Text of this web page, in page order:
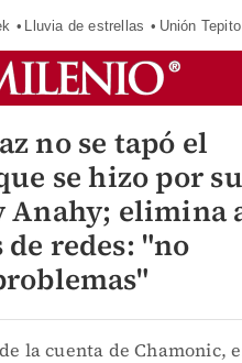
Lluvia de estrellas Unión Tepito
no se tapó el
se hizo por su
Anahy; elimina
redes: "no
la cuenta de Chamonic,